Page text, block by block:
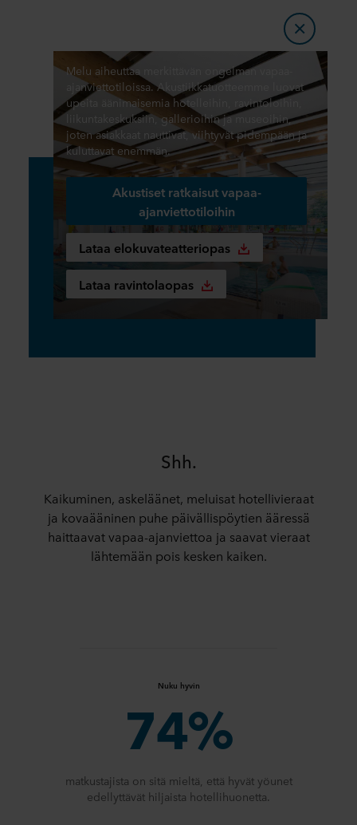
Kuulostaa upealta paikalta
Melu aiheuttaa merkittävän ongelman vapaa-
ajanviettotiloissa. Akustiikkatuotteemme luovat
upeita äänimaisemia hotelleihin, ravintoloihin,
liikuntakeskuksiin, gallerioihin ja museoihin,
joten asiakkaat nauttivat, viihtyvät pidempään ja
kuluttavat enemmän.
Akustiset ratkaisut vapaa-
ajanviettotiloihin
Lataa elokuvateatteriopas
Lataa ravintolaopas
Shh.
Kaikuminen, askeläänet, meluisat hotellivieraat
ja kovaääninen puhe päivällispöytien ääressä
haittaavat vapaa-ajanviettoa ja saavat vieraat
lähtemään pois kesken kaiken.
Nuku hyvin
74%
matkustajista on sitä mieltä, että hyvät yöunet
edellyttävät hiljaista hotellihuonetta.